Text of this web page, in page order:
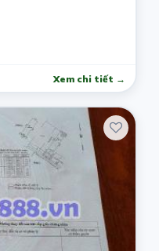
Xem chi tiết →